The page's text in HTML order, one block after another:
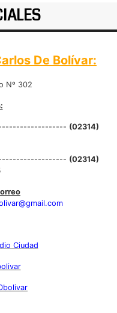
De Bolívar:
Nº 302
(02314)
(02314)
Ciudad